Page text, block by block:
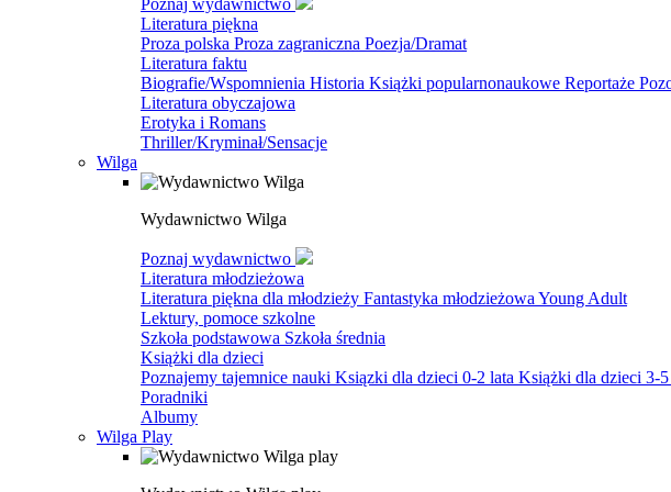
Poznaj wydawnictwo
Literatura piękna
Proza polska Proza zagraniczna Poezja/Dramat
Literatura faktu
Biografie/Wspomnienia Historia Książki popularnonaukowe Reportaże
Literatura obyczajowa
Erotyka i Romans
Thriller/Kryminał/Sensacje
Wilga
Wydawnictwo Wilga
Poznaj wydawnictwo
Literatura młodzieżowa
Literatura piękna dla młodzieży Fantastyka młodzieżowa Young Adult
Lektury, pomoce szkolne
Szkoła podstawowa Szkoła średnia
Książki dla dzieci
Poznajemy tajemnice nauki Ksiązki dla dzieci 0-2 lata Książki dla dzieci 3-
Poradniki
Albumy
Wilga Play